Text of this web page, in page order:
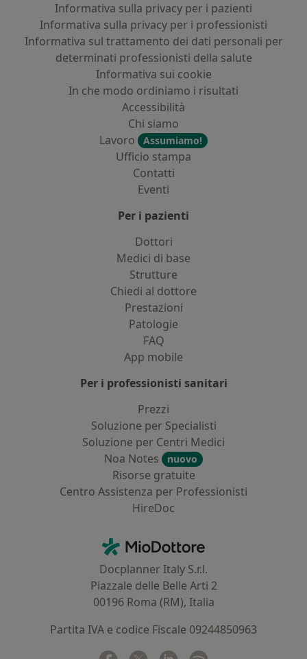
Informativa sulla privacy per i pazienti
Informativa sulla privacy per i professionisti
Informativa sul trattamento dei dati personali per
determinati professionisti della salute
Informativa sui cookie
In che modo ordiniamo i risultati
Accessibilità
Chi siamo
Lavoro
Assumiamo!
Ufficio stampa
Contatti
Eventi
Per i pazienti
Dottori
Medici di base
Strutture
Chiedi al dottore
Prestazioni
Patologie
FAQ
App mobile
Per i professionisti sanitari
Prezzi
Soluzione per Specialisti
Soluzione per Centri Medici
Noa Notes
nuovo
Risorse gratuite
Centro Assistenza per Professionisti
HireDoc
MioDottore - Homepage
Docplanner Italy S.r.l.
Piazzale delle Belle Arti 2
00196 Roma (RM), Italia
Partita IVA e codice Fiscale 09244850963